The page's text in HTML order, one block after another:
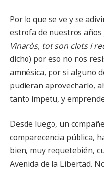
Por lo que se ve y se
estrofa de nuestros años
Vinaròs, tot son clots i
dicho) por eso no nos
amnésica, por si alguno
pudieran aprovecharlo,
tanto ímpetu, y
Desde luego, un
comparecencia pública,
bien, muy requetebién,
Avenida de la Libertad.